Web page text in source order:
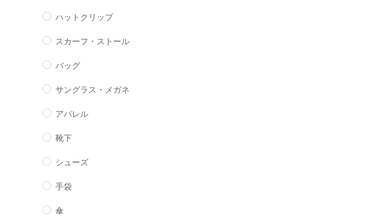
ハットクリップ
スカーフ・ストール
バッグ
サングラス・メガネ
アパレル
靴下
シューズ
手袋
傘